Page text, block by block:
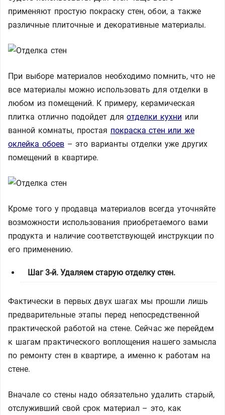
применяют простую покраску стен, обои, а также
различные плиточные и декоративные материалы.
При выборе материалов необходимо помнить, что не
все материалы можно использовать для отделки в
любом из помещений. К примеру, керамическая
плитка отлично подойдет дляотделки кухни или
ванной комнаты, простая покраска стен или же
оклейка обоев – это варианты отделки уже других
помещений в квартире.
Кроме того у продавца материалов всегда уточняйте
возможности использования приобретаемого вами
продукта и наличие соответствующей инструкции по
его применению.
Шаг 3-й. Удаляем старую отделку стен.
Фактически в первых двух шагах мы прошли лишь
предварительные этапы перед непосредственной
практической работой на стене. Сейчас же перейдем
к шагам практического воплощения нашего замысла
по ремонту стен в квартире, а именно к работам на
стене.
Вначале со стены надо обязательно удалить старый,
отслуживший свой срок материал – это, как